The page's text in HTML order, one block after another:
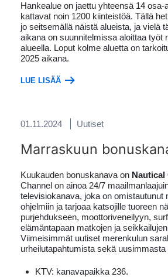
Hankealue on jaettu yhteensä 14 osa-
kattavat noin 1200 kiinteistöä. Tällä
jo seitsemällä näistä alueista, ja vielä
aikana on suunnitelmissa aloittaa työt
alueella. Loput kolme aluetta on
2025 aikana.
LUE LISÄÄ
01.11.2024 Uutiset
Marraskuun
Kuukauden bonuskanava on Nautical
Channel on ainoa 24/7
televisiokanava, joka on omistautunut
ohjelmiin ja tarjoaa katsojille tuoreen
purjehdukseen, moottoriveneilyyn,
elämäntapaan matkojen ja
Viimeisimmät uutiset merenkulun
urheilutapahtumista sekä uusimmasta
KTV: kanavapaikka 236.